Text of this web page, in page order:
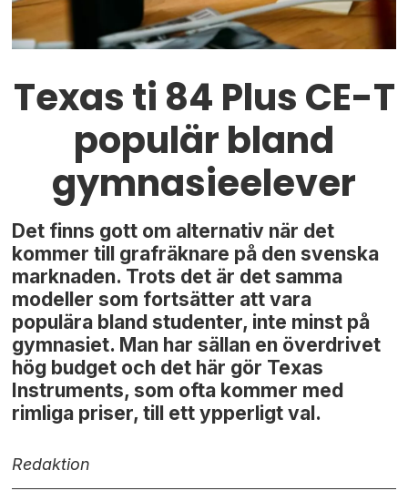
Texas ti 84 Plus CE-T
populär bland
gymnasieelever
Det finns gott om alternativ när det
kommer till grafräknare på den svenska
marknaden. Trots det är det samma
modeller som fortsätter att vara
populära bland studenter, inte minst på
gymnasiet. Man har sällan en överdrivet
hög budget och det här gör Texas
Instruments, som ofta kommer med
rimliga priser, till ett ypperligt val.
Redaktion